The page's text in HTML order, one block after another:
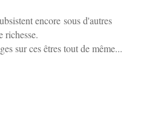
encore sous d'autres
richesse.
sur ces êtres tout de même...